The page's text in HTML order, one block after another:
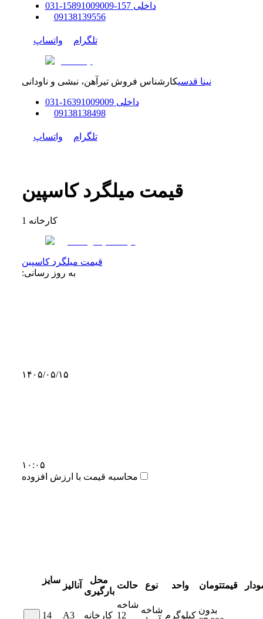
قیمت میلگرد کاسپین
1 کارخانه
قیمت میلگرد کاسپین
به روز رسانی:
۱۴۰۵/۰۵/۱۵
۱۰:۰۵
محاسبه قیمت با ارزش افزوده
سایز
آنالیز
محل
بارگیری
حالت نوع واحد قیمتتومان
14 A3 کارخانه
شاخه
12
شاخه
کیلوگرم
بدون
داخلی157-158
91009009
-
031
09138139556
تلگرام واتساپ
نینا قدسیکارشناس فروش تیرآهن، نبشی و ناودانی
داخلی 16391009009
-
031
09138138498
تلگرام واتساپ